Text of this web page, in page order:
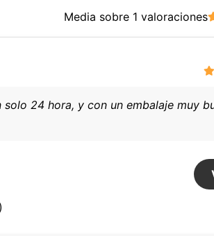
Media sobre 1 valoraciones
24 hora, y con un embalaje muy